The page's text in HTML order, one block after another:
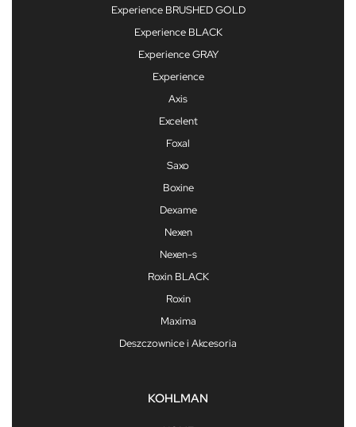
Experience BRUSHED GOLD
Experience BLACK
Experience GRAY
Experience
Axis
Excelent
Foxal
Saxo
Boxine
Dexame
Nexen
Nexen-s
Roxin BLACK
Roxin
Maxima
Deszczownice i Akcesoria
KOHLMAN